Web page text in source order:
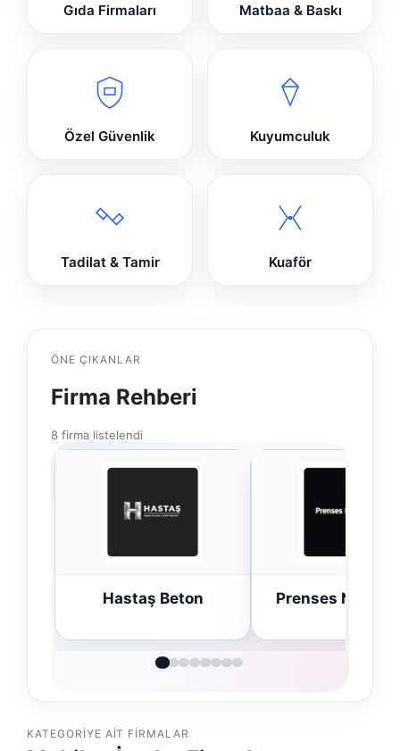
Gıda Firmaları Matbaa & Baskı
Özel Güvenlik Kuyumculuk
Tadilat & Tamir Kuaför
ÖNE ÇIKANLAR
Firma Rehberi
8 firma listelendi
Prenses Night Club
Enes Kaplan
KATEGORIYE AIT FIRMALAR